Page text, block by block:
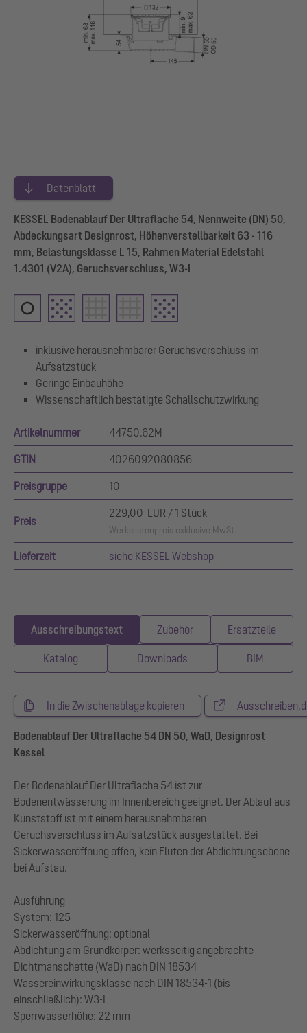
Datenblatt
KESSEL Bodenablauf Der Ultraflache 54, Nennweite (DN) 50,
Abdeckungsart Designrost, Höhenverstellbarkeit 63 - 116
mm, Belastungsklasse L 15, Rahmen Material Edelstahl
1.4301 (V2A), Geruchsverschluss, W3-I
inklusive herausnehmbarer Geruchsverschluss im
Aufsatzstück
Geringe Einbauhöhe
Wissenschaftlich bestätigte Schallschutzwirkung
Artikelnummer 44750.62M
GTIN 4026092080856
Preisgruppe 10
Preis
229,00 EUR / 1 Stück
Werkslistenpreis exklusive MwSt.
Lieferzeit siehe KESSEL Webshop
Ausschreibungstext Zubehör Ersatzteile
Katalog Downloads BIM
In die Zwischenablage kopieren
Bodenablauf Der Ultraflache 54 DN 50, WaD, Designrost
Kessel
Der Bodenablauf Der Ultraflache 54 ist zur
Bodenentwässerung im Innenbereich geeignet. Der Ablauf aus
Kunststoff ist mit einem herausnehmbaren
Geruchsverschluss im Aufsatzstück ausgestattet. Bei
Sickerwasseröffnung offen, kein Fluten der Abdichtungsebene
bei Aufstau.
Ausführung
System: 125
Sickerwasseröffnung: optional
Abdichtung am Grundkörper: werksseitig angebrachte
Dichtmanschette (WaD) nach DIN 18534
Wassereinwirkungsklasse nach DIN 18534-1 (bis
einschließlich): W3-I
Sperrwasserhöhe: 22 mm